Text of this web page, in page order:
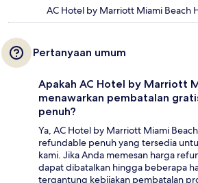
AC Hotel by Marriott Miami Beach
Pertanyaan umum
Apakah AC Hotel by Marriott
menawarkan pembatalan
penuh?
Ya, AC Hotel by Marriott Miami
refundable penuh yang tersedia
kami. Jika Anda memesan harga
dapat dibatalkan hingga beberapa
tergantung kebijakan pembatalan